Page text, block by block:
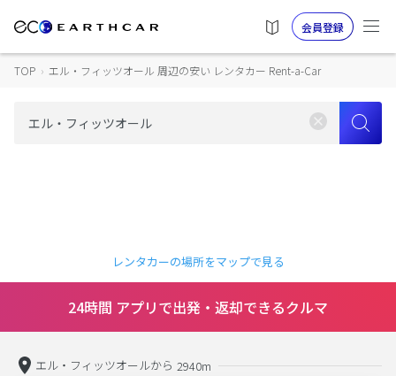
会員登録
TOP › エル・フィッツオール 周辺の安い レンタカー Rent-a-Car
レンタカーの場所をマップで見る
24時間 アプリで出発・返却できるクルマ
エル・フィッツオールから 2940m